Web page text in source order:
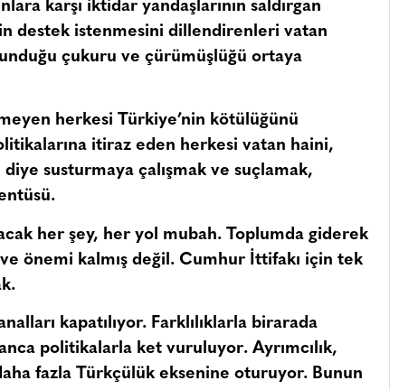
karşı iktidar yandaşlarının saldırgan
destek istenmesini dillendirenleri vatan
çukuru ve çürümüşlüğü ortaya
herkesi Türkiye’nin kötülüğünü
itiraz eden herkesi vatan haini,
susturmaya çalışmak ve suçlamak,
her şey, her yol mubah. Toplumda giderek
önemi kalmış değil. Cumhur İttifakı için tek
kapatılıyor. Farklılıklarla birarada
politikalarla ket vuruluyor. Ayrımcılık,
fazla Türkçülük eksenine oturuyor. Bunun